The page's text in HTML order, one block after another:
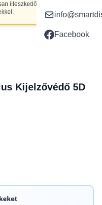
Facebook
illeszkedő
Kijelzővédő 5D